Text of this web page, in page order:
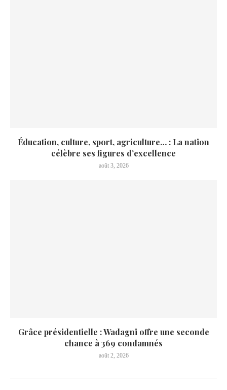
Éducation, culture, sport, agriculture… : La nation
célèbre ses figures d’excellence
août 3, 2026
Grâce présidentielle : Wadagni offre une seconde
chance à 369 condamnés
août 2, 2026